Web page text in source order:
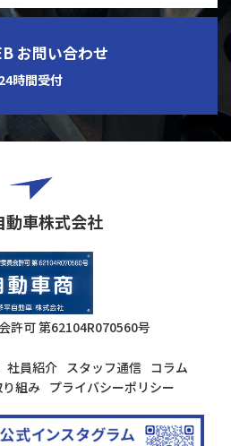
お問い合わせ
24時間受付
動車株式会社
許可第62104R070560号
社員紹介 スタッフ通信 コラム
組み プライバシーポリシー